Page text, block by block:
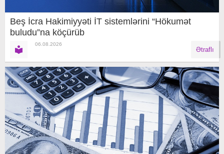
Beş İcra Hakimiyyəti İT sistemlərini “Hökumət
buludu”na köçürüb
06.08.2026
Ətraflı